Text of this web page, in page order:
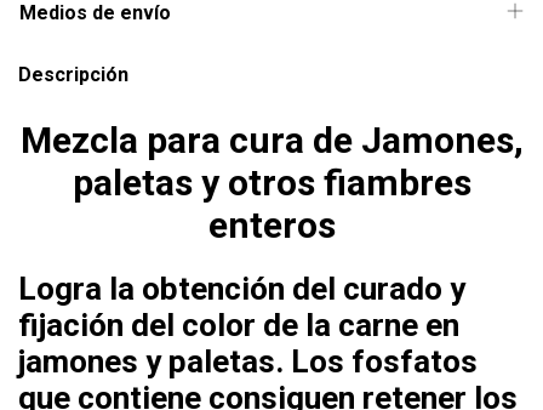
Medios de envío
Descripción
Mezcla para cura de Jamones,
paletas y otros fiambres
enteros
Logra la obtención del curado y
fijación del color de la carne en
jamones y paletas. Los fosfatos
que contiene consiguen retener los